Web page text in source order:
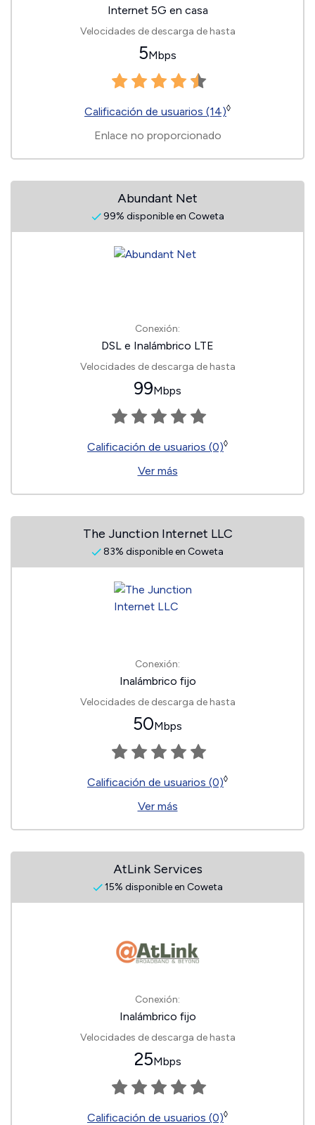
Internet 5G en casa
Velocidades de descarga de hasta
5Mbps
Calificación de usuarios (14)◊
Enlace no proporcionado
Abundant Net
99% disponible en Coweta
Conexión:
DSL e Inalámbrico LTE
Velocidades de descarga de hasta
99Mbps
Calificación de usuarios (0)◊
Ver más
The Junction Internet LLC
83% disponible en Coweta
Conexión:
Inalámbrico fijo
Velocidades de descarga de hasta
50Mbps
Calificación de usuarios (0)◊
Ver más
AtLink Services
15% disponible en Coweta
Conexión:
Inalámbrico fijo
Velocidades de descarga de hasta
25Mbps
Calificación de usuarios (0)◊